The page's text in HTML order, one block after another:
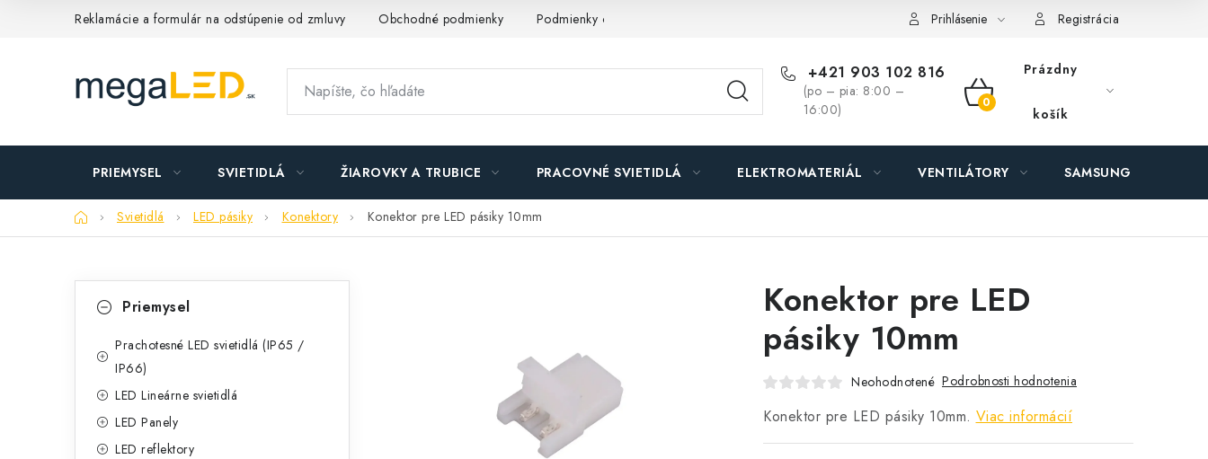
Reklamácie a formulár na odstúpenie od zmluvy Obchodné podmienky Podmienky ochrany osobných údajov O nás - MEGALED & JANTON Zákamenné Zľavy pre profíkov
Prihlásenie Registrácia
+421 903 102 816
(po – pia: 8:00 –
16:00)
NÁKUPNÝ
KOŠÍK
Prázdny
košík
PRIEMYSEL SVIETIDLÁ ŽIAROVKY A TRUBICE PRACOVNÉ SVIETIDLÁ ELEKTROMATERIÁL VENTILÁTORY SAMSUNG SVIETIDLÁ
DomovSvietidlá LED pásiky Konektory Konektor pre LED pásiky 10mm
kategóriePriemysel
Prachotesné LED svietidlá (IP65 /
IP66)
LED Lineárne svietidlá
LED Panely
LED reflektory
Konektor pre LED
pásiky 10mm
Neohodnotené Podrobnosti hodnotenia
Konektor pre LED pásiky 10mm. Viac informácií